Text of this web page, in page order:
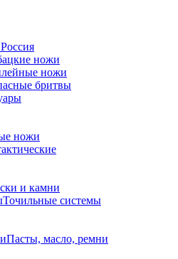
ножи
ножи
бритвы
ножи
и камни
Точильные системы
Пасты, масло, ремни